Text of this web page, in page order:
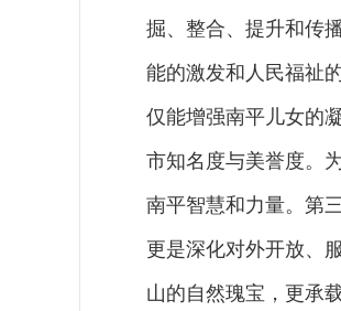
掘、整合、提升和传
能的激发和人民福祉
仅能增强南平儿女的
市知名度与美誉度。
南平智慧和力量。第
更是深化对外开放、
山的自然瑰宝，更承